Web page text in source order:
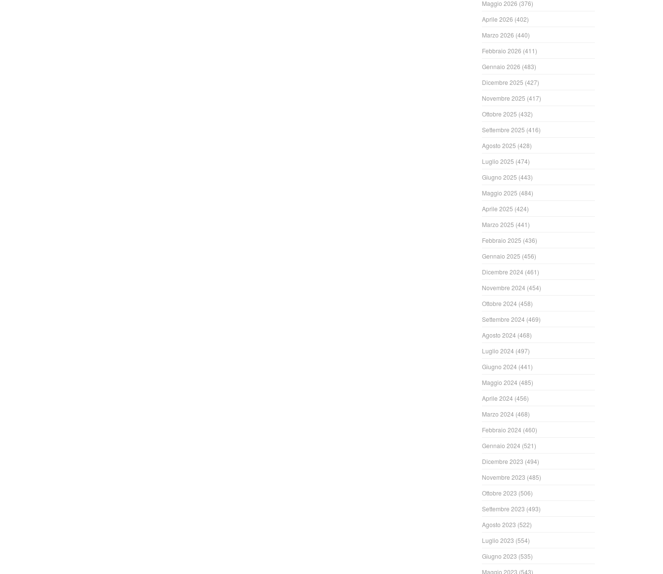
Maggio 2026 (376)
Aprile 2026 (402)
Marzo 2026 (440)
Febbraio 2026 (411)
Gennaio 2026 (483)
Dicembre 2025 (427)
Novembre 2025 (417)
Ottobre 2025 (432)
Settembre 2025 (416)
Agosto 2025 (428)
Luglio 2025 (474)
Giugno 2025 (443)
Maggio 2025 (484)
Aprile 2025 (424)
Marzo 2025 (441)
Febbraio 2025 (436)
Gennaio 2025 (456)
Dicembre 2024 (461)
Novembre 2024 (454)
Ottobre 2024 (458)
Settembre 2024 (469)
Agosto 2024 (468)
Luglio 2024 (497)
Giugno 2024 (441)
Maggio 2024 (485)
Aprile 2024 (456)
Marzo 2024 (468)
Febbraio 2024 (460)
Gennaio 2024 (521)
Dicembre 2023 (494)
Novembre 2023 (485)
Ottobre 2023 (506)
Settembre 2023 (493)
Agosto 2023 (522)
Luglio 2023 (554)
Giugno 2023 (535)
Maggio 2023 (543)